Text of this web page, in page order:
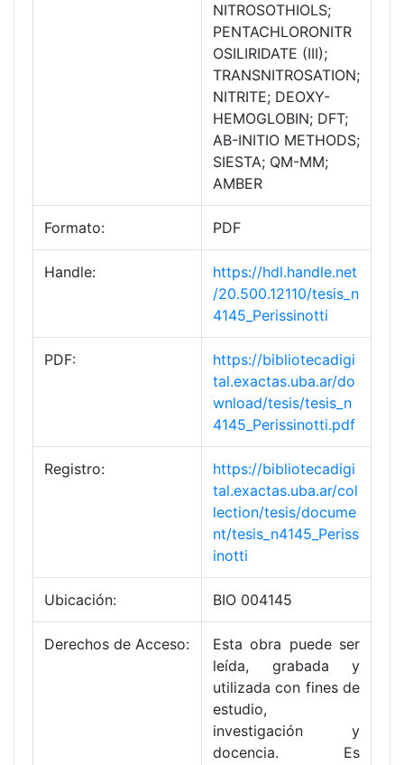
NITROSOTHIOLS;
PENTACHLORONITR
OSILIRIDATE (III);
TRANSNITROSATION;
NITRITE; DEOXY-
HEMOGLOBIN; DFT;
AB-INITIO METHODS;
SIESTA; QM-MM;
AMBER
Formato: PDF
Handle:
https://hdl.handle.net
/20.500.12110/tesis_n
4145_Perissinotti
PDF:
https://bibliotecadigi
tal.exactas.uba.ar/do
wnload/tesis/tesis_n
4145_Perissinotti.pdf
Registro:
https://bibliotecadigi
tal.exactas.uba.ar/col
lection/tesis/docume
nt/tesis_n4145_Periss
inotti
Ubicación: BIO 004145
Derechos de Acceso:
Esta obra puede ser
leída, grabada y
utilizada con fines de
estudio,
investigación y
docencia. Es